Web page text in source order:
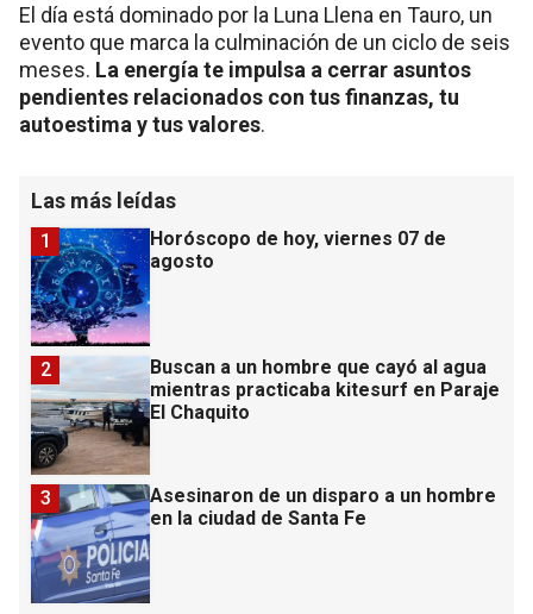
El día está dominado por la Luna Llena en Tauro, un
evento que marca la culminación de un ciclo de seis
meses. La energía te impulsa a cerrar asuntos
pendientes relacionados con tus finanzas, tu
autoestima y tus valores.
Las más leídas
Horóscopo de hoy, viernes 07 de
agosto
1
Buscan a un hombre que cayó al agua
mientras practicaba kitesurf en Paraje
El Chaquito
2
Asesinaron de un disparo a un hombre
en la ciudad de Santa Fe
3